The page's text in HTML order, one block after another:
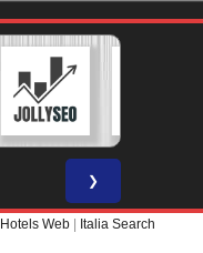
❯
Hotels Web | Italia Search